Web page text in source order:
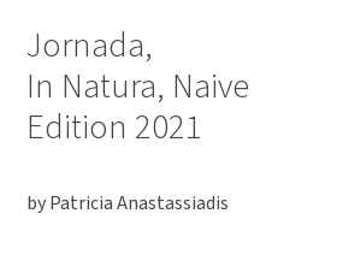
Jornada,
In Natura, Naive
Edition 2021
by Patricia Anastassiadis